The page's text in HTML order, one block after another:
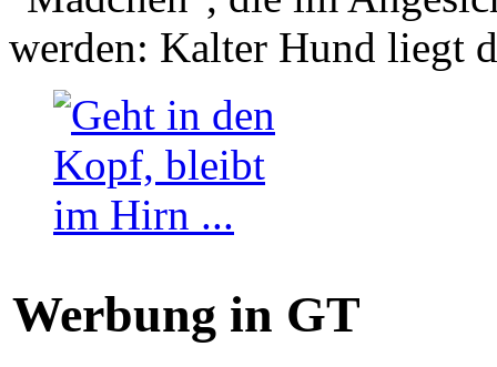
werden: Kalter Hund liegt
Werbung in GT